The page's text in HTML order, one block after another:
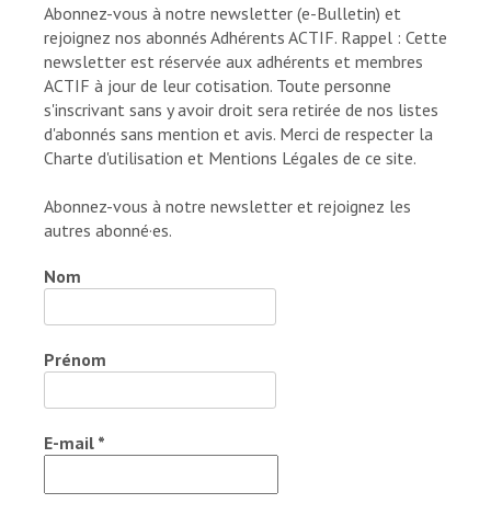
Abonnez-vous à notre newsletter (e-Bulletin) et
rejoignez nos abonnés Adhérents ACTIF. Rappel : Cette
newsletter est réservée aux adhérents et membres
ACTIF à jour de leur cotisation. Toute personne
s'inscrivant sans y avoir droit sera retirée de nos listes
d'abonnés sans mention et avis. Merci de respecter la
Charte d'utilisation et Mentions Légales de ce site.
Abonnez-vous à notre newsletter et rejoignez les
autres abonné·es.
Nom
Prénom
E-mail *